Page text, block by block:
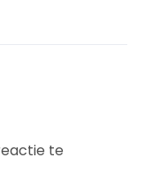
te